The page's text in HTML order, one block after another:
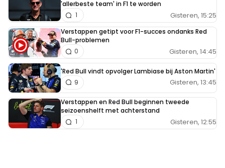
'allerbeste team' in F1 te worden
Gisteren, 15:25
1
Verstappen getipt voor F1-succes ondanks Red
Bull-problemen
Gisteren, 14:45
0
'Red Bull vindt opvolger Lambiase bij Aston Martin'
Gisteren, 13:45
9
Verstappen en Red Bull beginnen tweede
seizoenshelft met achterstand
Gisteren, 12:55
1